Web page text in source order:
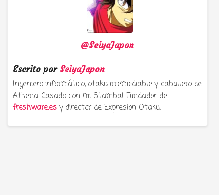
@SeiyaJapon
Escrito por SeiyaJapon
Ingeniero informático, otaku irremediable y caballero de
Athena. Casado con mi Stamba! Fundador de
freshware.es y director de Expresion Otaku.